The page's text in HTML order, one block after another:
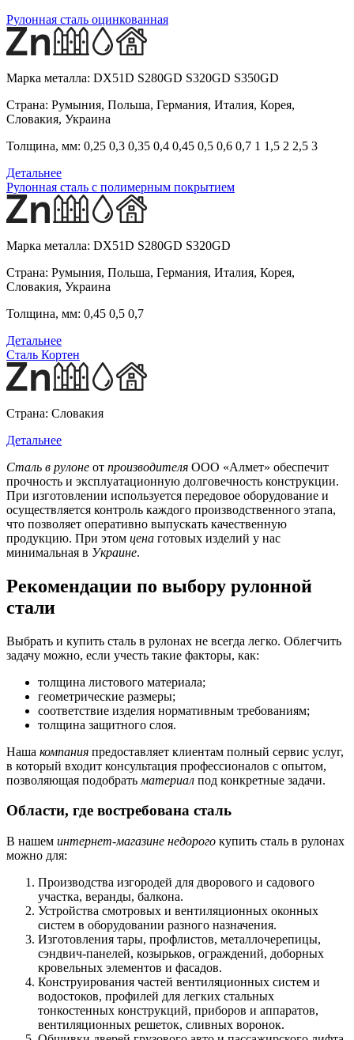
Рулонная сталь оцинкованная
Марка металла: DX51D S280GD S320GD S350GD
Страна: Румыния, Польша, Германия, Италия, Корея,
Словакия, Украина
Толщина, мм: 0,25 0,3 0,35 0,4 0,45 0,5 0,6 0,7 1 1,5 2 2,5 3
Детальнее
Рулонная сталь с полимерным покрытием
Марка металла: DX51D S280GD S320GD
Страна: Румыния, Польша, Германия, Италия, Корея,
Словакия, Украина
Толщина, мм: 0,45 0,5 0,7
Детальнее
Сталь Кортен
Страна: Словакия
Детальнее
Сталь в рулоне от производителя ООО «Алмет» обеспечит
прочность и эксплуатационную долговечность конструкции.
При изготовлении используется передовое оборудование и
осуществляется контроль каждого производственного этапа,
что позволяет оперативно выпускать качественную
продукцию. При этом цена готовых изделий у нас
минимальная в Украине.
Рекомендации по выбору рулонной
стали
Выбрать и купить сталь в рулонах не всегда легко. Облегчить
задачу можно, если учесть такие факторы, как:
толщина листового материала;
геометрические размеры;
соответствие изделия нормативным требованиям;
толщина защитного слоя.
Наша компания предоставляет клиентам полный сервис услуг,
в который входит консультация профессионалов с опытом,
позволяющая подобрать материал под конкретные задачи.
Области, где востребована сталь
В нашем интернет-магазине недорого купить сталь в рулонах
можно для:
Производства изгородей для дворового и садового
участка, веранды, балкона.
Устройства смотровых и вентиляционных оконных
систем в оборудовании разного назначения.
Изготовления тары, профлистов, металлочерепицы,
сэндвич-панелей, козырьков, ограждений, доборных
кровельных элементов и фасадов.
Конструирования частей вентиляционных систем и
водостоков, профилей для легких стальных
тонкостенных конструкций, приборов и аппаратов,
вентиляционных решеток, сливных воронок.